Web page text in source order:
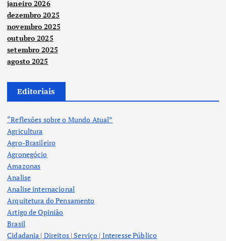
janeiro 2026
dezembro 2025
novembro 2025
outubro 2025
setembro 2025
agosto 2025
Editoriais
“Reflexões sobre o Mundo Atual”
Agricultura
Agro-Brasileiro
Agronegócio
Amazonas
Analise
Analise internacional
Arquitetura do Pensamento
Artigo de Opinião
Brasil
Cidadania | Direitos | Serviço | Interesse Público